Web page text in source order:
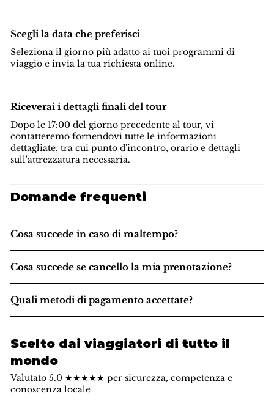
Scegli la data che preferisci
Seleziona il giorno più adatto ai tuoi programmi di
viaggio e invia la tua richiesta online.
Riceverai i dettagli finali del tour
Dopo le 17:00 del giorno precedente al tour, vi
contatteremo fornendovi tutte le informazioni
dettagliate, tra cui punto d'incontro, orario e dettagli
sull'attrezzatura necessaria.
Domande frequenti
Cosa succede in caso di maltempo?
Cosa succede se cancello la mia prenotazione?
Quali metodi di pagamento accettate?
Scelto dai viaggiatori di tutto il
mondo
Valutato 5.0 ★★★★★ per sicurezza, competenza e
conoscenza locale